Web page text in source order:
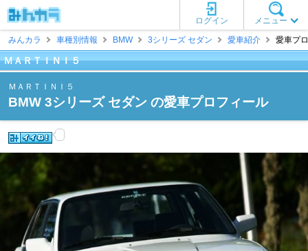
メニュー
ログイン
みんカラ
車種別情報 BMW 3シリーズ セダン 愛車紹介 愛車プ
ＭＡＲＴＩＮＩ５
ＭＡＲＴＩＮＩ５
BMW 3シリーズ セダン の愛車プロフィール